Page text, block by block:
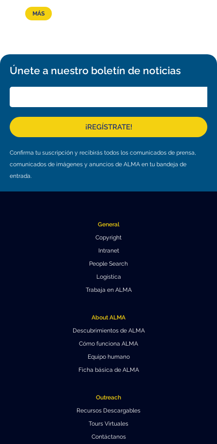
MÁS
Únete a nuestro boletín de noticias
¡REGÍSTRATE!
Confirma tu suscripción y recibirás todos los comunicados de prensa,
comunicados de imágenes y anuncios de ALMA en tu bandeja de
entrada.
General
Copyright
Intranet
People Search
Logística
Trabaja en ALMA
About ALMA
Descubrimientos de ALMA
Cómo funciona ALMA
Equipo humano
Ficha básica de ALMA
Outreach
Recursos Descargables
Tours Virtuales
Contáctanos